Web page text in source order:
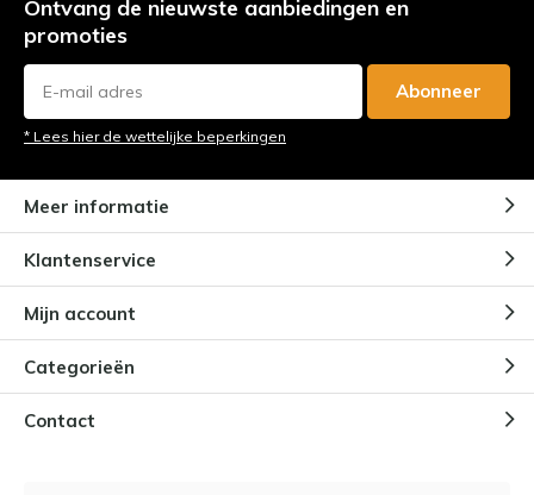
Ontvang de nieuwste aanbiedingen en
promoties
Abonneer
* Lees hier de wettelijke beperkingen
Meer informatie
Klantenservice
Mijn account
Categorieën
Contact